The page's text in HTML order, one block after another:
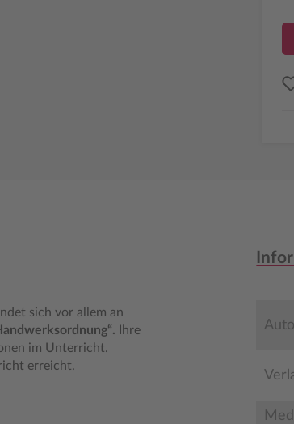
sich vor allem an
Ihre
im Unterricht.
erreicht.